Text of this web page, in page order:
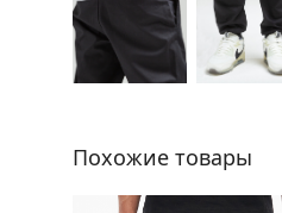
Похожие товары